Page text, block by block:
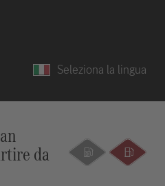
Seleziona la lingua
da